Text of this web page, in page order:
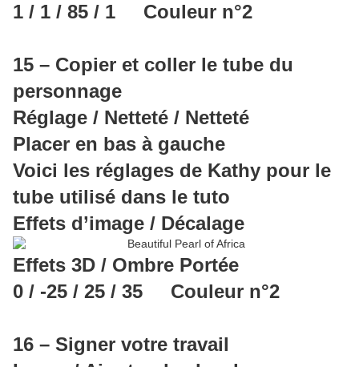
1 / 1 / 85 / 1 Couleur n°2
15 – Copier et coller le tube du
personnage
Réglage / Netteté / Netteté
Placer en bas à gauche
Voici les réglages de Kathy pour le
tube utilisé dans le tuto
Effets d’image / Décalage
Effets 3D / Ombre Portée
0 / -25 / 25 / 35 Couleur n°2
16 – Signer votre travail